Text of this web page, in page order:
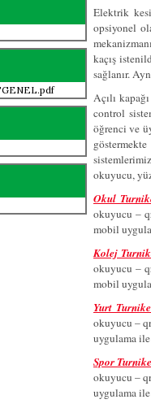
Elektrik
opsiyonel
kaçış
sağlanır.
Açılı
control
öğrenci ve
okuyucu,
Okul
okuyucu –
mobil
Kolej
okuyucu –
mobil
Yurt
okuyucu –
uygulama
Spor
okuyucu –
uygulama